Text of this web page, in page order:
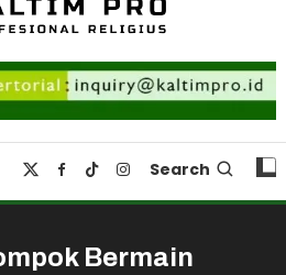
Search
Bermain